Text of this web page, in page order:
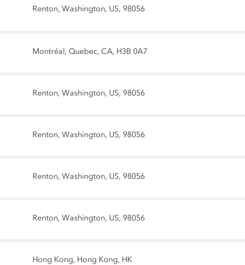
Renton, Washington, US, 98056
Montréal, Quebec, CA, H3B 0A7
Renton, Washington, US, 98056
Renton, Washington, US, 98056
Renton, Washington, US, 98056
Renton, Washington, US, 98056
Hong Kong, Hong Kong, HK